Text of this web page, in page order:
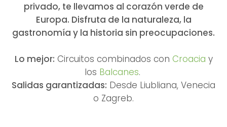
privado, te llevamos al corazón verde de
Europa. Disfruta de la naturaleza, la
gastronomía y la historia sin preocupaciones.
Lo mejor: Circuitos combinados con Croacia y
los Balcanes.
Salidas garantizadas: Desde Liubliana, Venecia
o Zagreb.